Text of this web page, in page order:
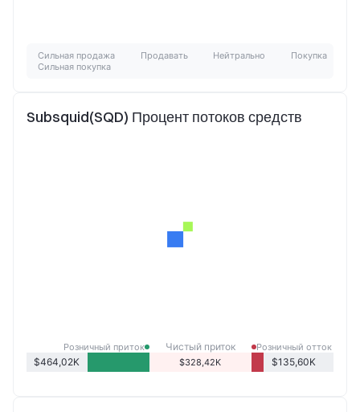
Сильная продажа Продавать Нейтрально
Покупка
Сильная покупка
Subsquid(SQD) Процент потоков средств
Розничный приток
$464,02K
Чистый приток
розничных продаж
$328,42K
Розничный отток
$135,60K